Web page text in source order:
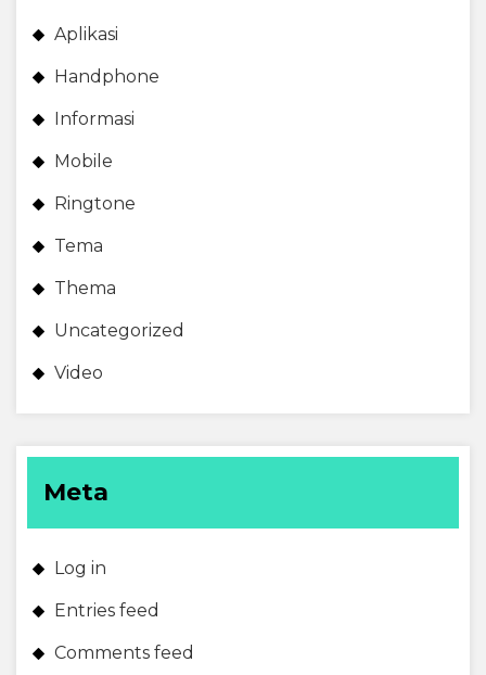
Aplikasi
Handphone
Informasi
Mobile
Ringtone
Tema
Thema
Uncategorized
Video
Meta
Log in
Entries feed
Comments feed